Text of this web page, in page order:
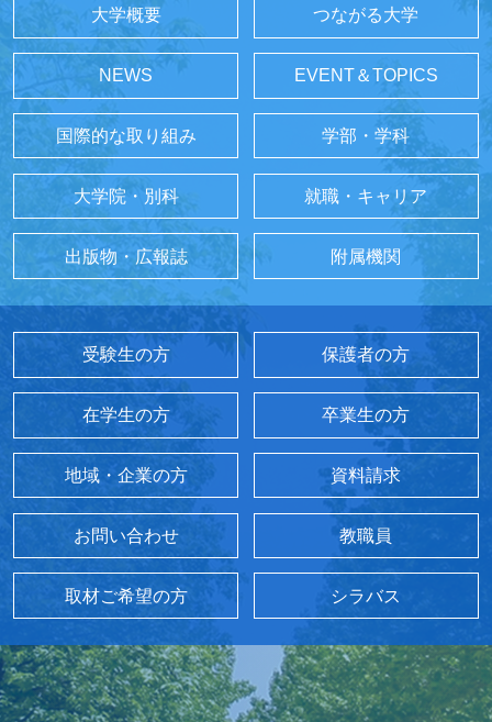
大学概要 つながる大学
NEWS EVENT＆TOPICS
国際的な取り組み 学部・学科
大学院・別科 就職・キャリア
出版物・広報誌 附属機関
受験生の方 保護者の方
在学生の方 卒業生の方
地域・企業の方 資料請求
お問い合わせ 教職員
取材ご希望の方 シラバス